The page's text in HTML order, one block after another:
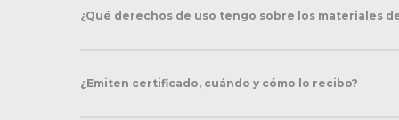
¿Qué derechos de uso tengo sobre los materiales
¿Emiten certificado, cuándo y cómo lo recibo?